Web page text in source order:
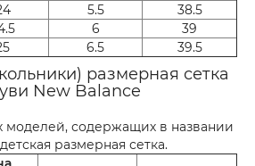
5.5
38.5
6
39
6.5 39.5
размерная сетка
New Balance
моделей, содержащих в названии
размерная сетка.